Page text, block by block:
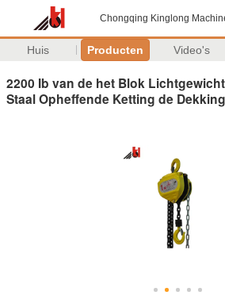
Chongqing Kinglong
Huis Producten Video's
2200 Ib van de het Blok
Staal Opheffende Ketting de